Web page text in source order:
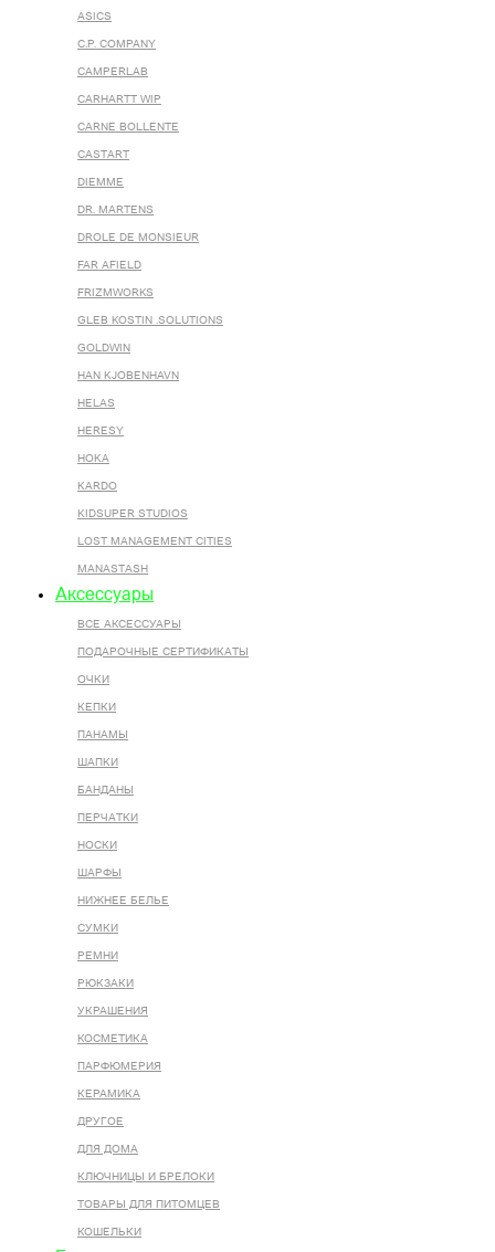
ASICS
C.P. COMPANY
CAMPERLAB
CARHARTT WIP
CARNE BOLLENTE
CASTART
DIEMME
DR. MARTENS
DROLE DE MONSIEUR
FAR AFIELD
FRIZMWORKS
GLEB KOSTIN .SOLUTIONS
GOLDWIN
HAN KJOBENHAVN
HELAS
HERESY
HOKA
KARDO
KIDSUPER STUDIOS
LOST MANAGEMENT CITIES
MANASTASH
Аксессуары
ВСЕ AКСЕССУАРЫ
ПОДАРОЧНЫЕ СЕРТИФИКАТЫ
ОЧКИ
КЕПКИ
ПАНАМЫ
ШАПКИ
БАНДАНЫ
ПЕРЧАТКИ
НОСКИ
ШАРФЫ
НИЖНЕЕ БЕЛЬЕ
СУМКИ
РЕМНИ
РЮКЗАКИ
УКРАШЕНИЯ
КОСМЕТИКА
ПАРФЮМЕРИЯ
КЕРАМИКА
ДРУГОЕ
ДЛЯ ДОМА
КЛЮЧНИЦЫ И БРЕЛОКИ
ТОВАРЫ ДЛЯ ПИТОМЦЕВ
КОШЕЛЬКИ